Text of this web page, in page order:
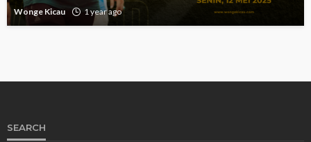
Wonge Kicau 1 year ago
SEARCH